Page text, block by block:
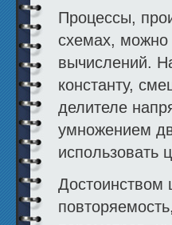
Процессы,
схемах, можно
вычислений.
константу,
делителе
умножением
использовать
Достоинством